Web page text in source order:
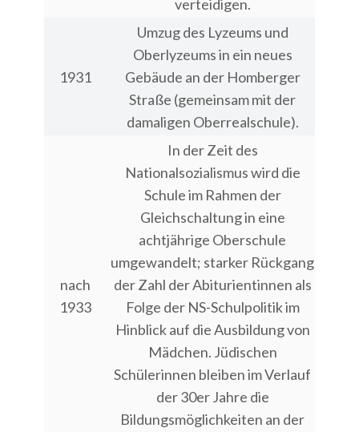
verteidigen.
1931
Umzug des Lyzeums und
Oberlyzeums in ein neues
Gebäude an der Homberger
Straße (gemeinsam mit der
damaligen Oberrealschule).
nach
1933
In der Zeit des
Nationalsozialismus wird die
Schule im Rahmen der
Gleichschaltung in eine
achtjährige Oberschule
umgewandelt; starker Rückgang
der Zahl der Abiturientinnen als
Folge der NS-Schulpolitik im
Hinblick auf die Ausbildung von
Mädchen. Jüdischen
Schülerinnen bleiben im Verlauf
der 30er Jahre die
Bildungsmöglichkeiten an der